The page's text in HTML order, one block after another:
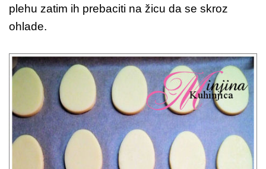
plehu zatim ih prebaciti na žicu da se skroz
ohlade.